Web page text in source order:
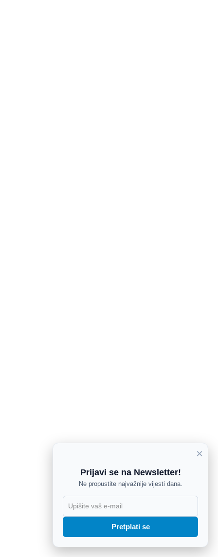
×
Prijavi se na Newsletter!
Ne propustite najvažnije vijesti dana.
Pretplati se